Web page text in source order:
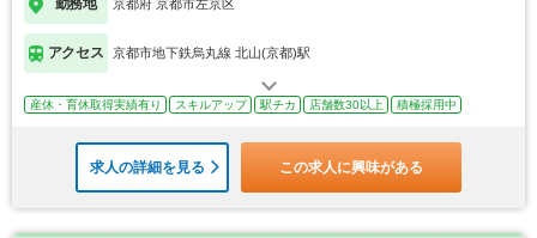
勤務地 京都府 京都市左京区
アクセス 京都市地下鉄烏丸線 北山(京都)駅
産休・育休取得実績有り スキルアップ 駅チカ 店舗数30以上 積極採用中
求人の詳細を見る この求人に興味がある